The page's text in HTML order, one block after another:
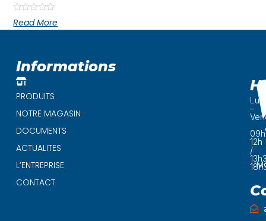
Rated
0
Read More
Informations
PRODUITS
NOTRE MAGASIN
DOCUMENTS
ACTUALITES
L’ENTREPRISE
CONTACT
–
12h
/